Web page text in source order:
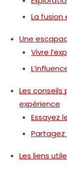
La
Une
Vivre
Les
expérience
Essayez
Les liens